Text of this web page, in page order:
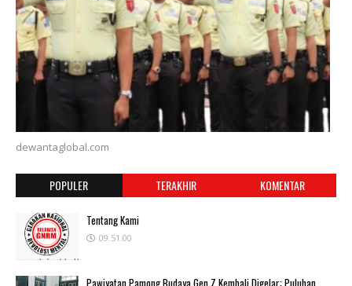
dewantaglobal.com
POPULER TERAKHIR KOMENTAR
Tentang Kami
09.51.00
Pawiyatan Pamong Budaya Gen.Z Kembali Digelar: Puluhan